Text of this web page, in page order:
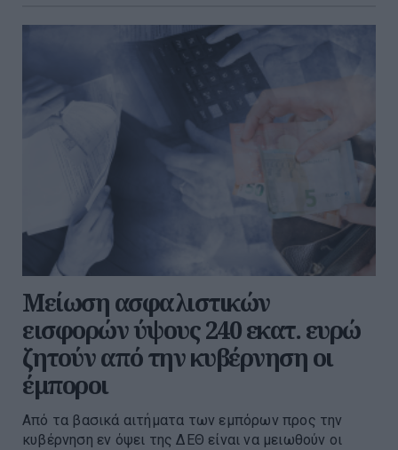
Μείωση ασφαλιστικών
εισφορών ύψους 240 εκατ. ευρώ
ζητούν από την κυβέρνηση οι
έμποροι
Από τα βασικά αιτήματα των εμπόρων προς την
κυβέρνηση εν όψει της ΔΕΘ είναι να μειωθούν οι